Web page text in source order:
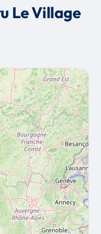
Le Village